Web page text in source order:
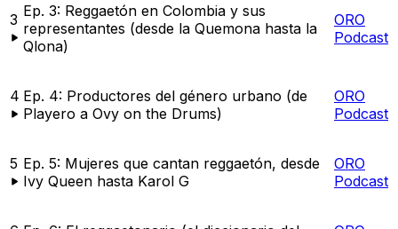
3 Ep. 3: Reggaetón en Colombia y sus
representantes (desde la Quemona hasta la
Qlona)
ORO
Podcast
4 Ep. 4: Productores del género urbano (de
Playero a Ovy on the Drums)
ORO
Podcast
5 Ep. 5: Mujeres que cantan reggaetón, desde
Ivy Queen hasta Karol G
ORO
Podcast